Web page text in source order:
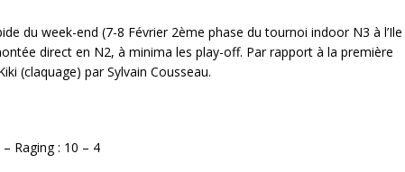
du week-end (7-8 Février 2ème phase du tournoi indoor N3 à l’Ile
direct en N2, à minima les play-off. Par rapport à la première
(claquage) par Sylvain Cousseau.
Raging : 10 – 4